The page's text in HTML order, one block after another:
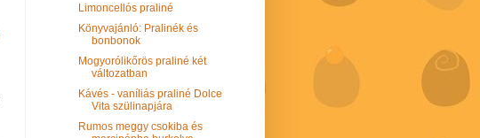
Limoncellós praliné
Könyvajánló: Pralinék és
bonbonok
Mogyorólikőrös praliné két
változatban
Kávés - vaníliás praliné Dolce
Vita szülinapjára
Rumos meggy csokiba és